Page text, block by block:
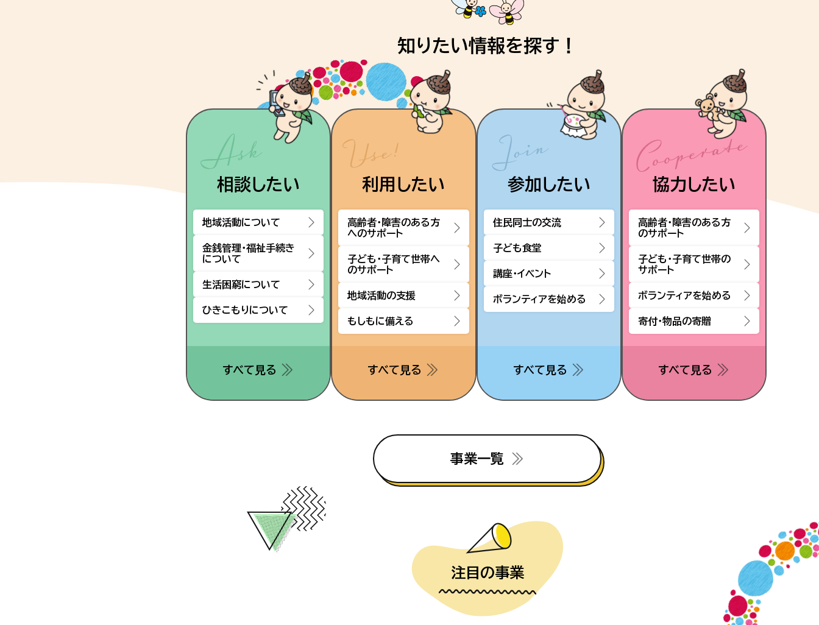
知りたい情報を探す！
相談したい
地域活動について
金銭管理・福祉手続き
について
生活困窮について
ひきこもりについて
すべて見る
利用したい
高齢者・障害のある方
へのサポート
子ども・子育て世帯へ
のサポート
地域活動の支援
もしもに備える
すべて見る
参加したい
住民同士の交流
子ども食堂
講座・イベント
ボランティアを始める
すべて見る
協力したい
高齢者・障害のある方
のサポート
子ども・子育て世帯の
サポート
ボランティアを始める
寄付・物品の寄贈
すべて見る
事業一覧
注目の事業